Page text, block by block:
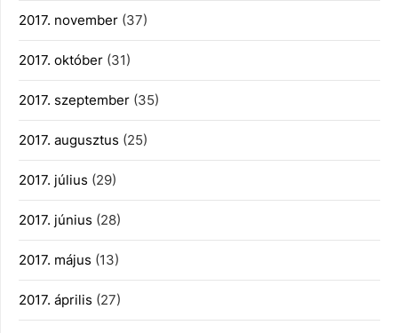
2017. november (37)
2017. október (31)
2017. szeptember (35)
2017. augusztus (25)
2017. július (29)
2017. június (28)
2017. május (13)
2017. április (27)